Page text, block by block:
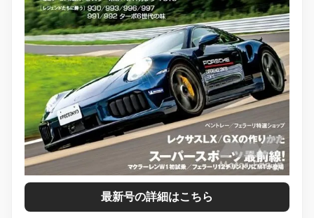
最新号の詳細はこちら